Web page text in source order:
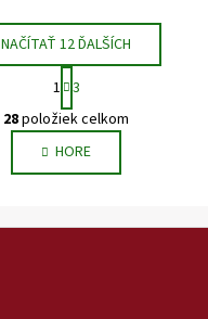
O
v
l
á
a
NAČÍTAŤ 12 ĎALŠÍCH
S
t
r
á
n
k
1 3
28položiek celkom
HORE